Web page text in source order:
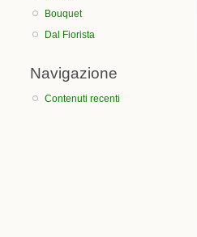
Bouquet
Dal Fiorista
Navigazione
Contenuti recenti